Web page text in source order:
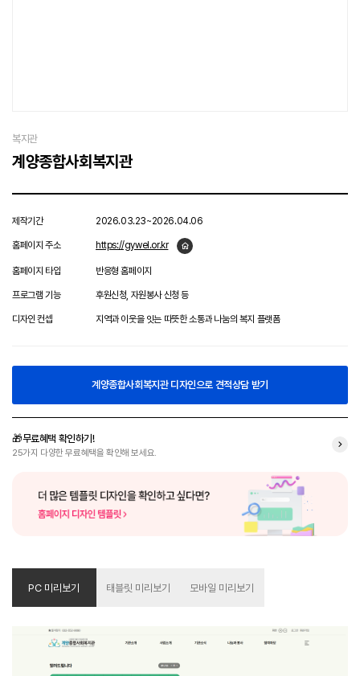
PC 미리보기 태블릿 미리보기 모바일 미리보기
복지관
계양종합사회복지관
제작기간 2026.03.23~2026.04.06
홈페이지 주소 https://gywel.or.kr
홈페이지 타입 반응형 홈페이지
프로그램 기능 후원신청, 자원봉사 신청 등
디자인 컨셉 지역과 이웃을 잇는 따뜻한 소통과 나눔의 복지 플랫폼
계양종합사회복지관 디자인으로 견적상담 받기
🎁무료혜택 확인하기!
25가지 다양한 무료혜택을 확인해 보세요.